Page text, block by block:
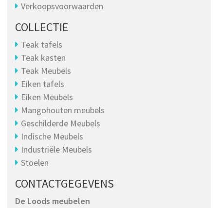
Verkoopsvoorwaarden
COLLECTIE
Teak tafels
Teak kasten
Teak Meubels
Eiken tafels
Eiken Meubels
Mangohouten meubels
Geschilderde Meubels
Indische Meubels
Industriële Meubels
Stoelen
CONTACTGEGEVENS
De Loods meubelen